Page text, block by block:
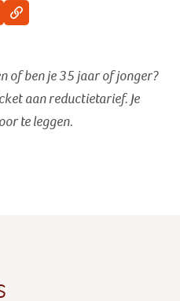
Kopieer link
of ben je 35 jaar of jonger?
aan reductietarief. Je
te leggen.